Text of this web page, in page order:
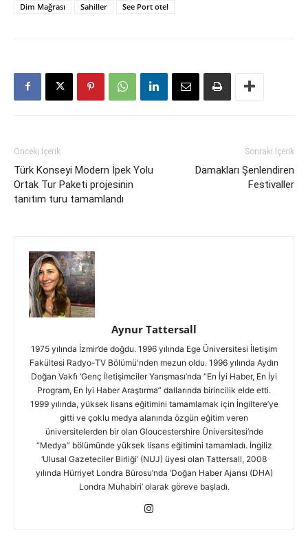
Dim Mağrası
Sahiller See Port otel
Önceki İçerik
Türk Konseyi Modern İpek Yolu
Ortak Tur Paketi projesinin
tanıtım turu tamamlandı
Sonraki İçerik
Damakları Şenlendiren
Festivaller
Aynur Tattersall
1975 yılında İzmir’de doğdu. 1996 yılında Ege Üniversitesi İletişim
Fakültesi Radyo-TV Bölümü'nden mezun oldu. 1996 yılında Aydın
Doğan Vakfı ‘Genç İletişimciler Yarışması’nda “En İyi Haber, En İyi
Program, En İyi Haber Araştırma” dallarında birincilik elde etti.
1999 yılında, yüksek lisans eğitimini tamamlamak için İngiltere’ye
gitti ve çoklu medya alanında özgün eğitim veren
üniversitelerden bir olan Gloucestershire Üniversitesi’nde
“Medya” bölümünde yüksek lisans eğitimini tamamladı. İngiliz
‘Ulusal Gazeteciler Birliği’ (NUJ) üyesi olan Tattersall, 2008
yılında Hürriyet Londra Bürosu’nda ‘Doğan Haber Ajansı (DHA)
Londra Muhabiri’ olarak göreve başladı.